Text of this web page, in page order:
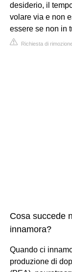
desiderio, il
volare via e non
essere se non in
Richiesta di
Cosa succede
innamora?
Quando ci
produzione di